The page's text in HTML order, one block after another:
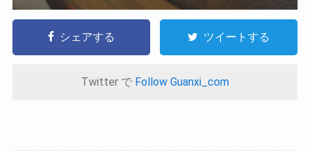
シェアする ツイートする
Twitter で Follow Guanxi_com